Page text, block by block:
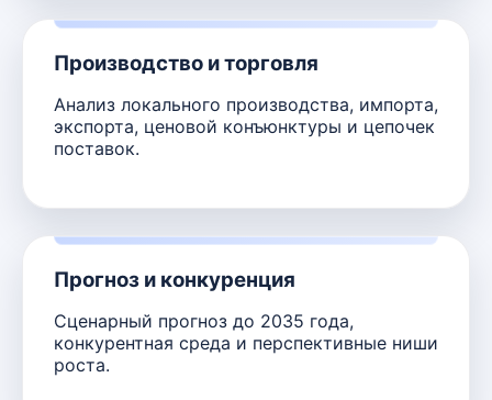
Производство и торговля
Анализ локального производства, импорта,
экспорта, ценовой конъюнктуры и цепочек
поставок.
Прогноз и конкуренция
Сценарный прогноз до 2035 года,
конкурентная среда и перспективные ниши
роста.